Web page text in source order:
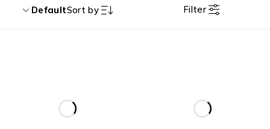
Filter
Sort by
Default